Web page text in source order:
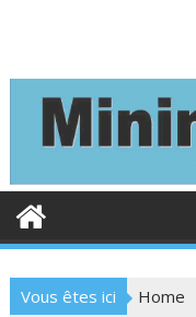
Vous êtes ici Home